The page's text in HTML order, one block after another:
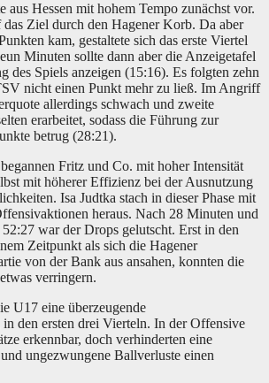
aus Hessen mit hohem Tempo zunächst vor.
Ziel durch den Hagener Korb. Da aber
kam, gestaltete sich das erste Viertel
Minuten sollte dann aber die Anzeigetafel
des Spiels anzeigen (15:16). Es folgten zehn
nicht einen Punkt mehr zu ließ. Im Angriff
allerdings schwach und zweite
erarbeitet, sodass die Führung zur
betrug (28:21).
Fritz und Co. mit hoher Intensität
mit höherer Effizienz bei der Ausnutzung
Isa Judtka stach in dieser Phase mit
heraus. Nach 28 Minuten und
war der Drops gelutscht. Erst in den
Zeitpunkt als sich die Hagener
von der Bank aus ansahen, konnten die
verringern.
U17 eine überzeugende
den ersten drei Vierteln. In der Offensive
erkennbar, doch verhinderten eine
ungezwungene Ballverluste einen